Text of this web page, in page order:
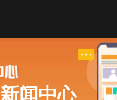
新闻中心